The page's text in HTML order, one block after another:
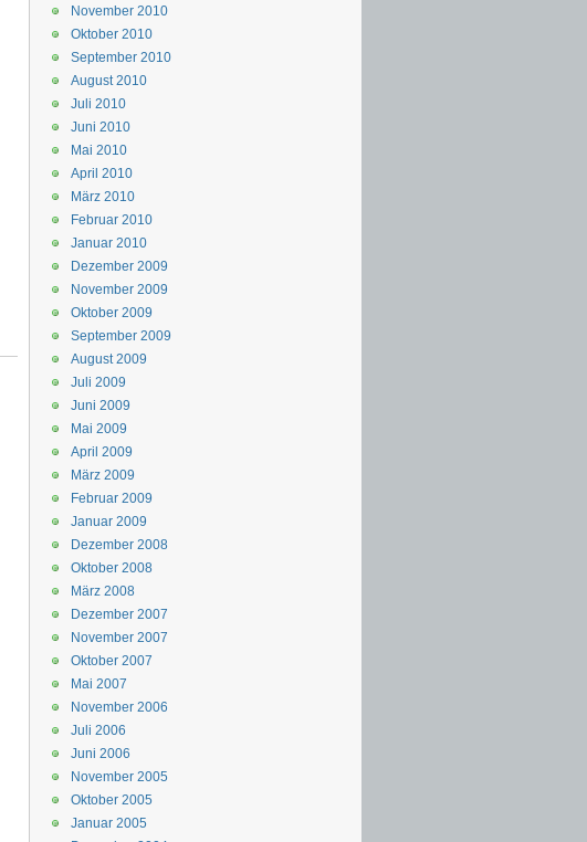
November 2010
Oktober 2010
September 2010
August 2010
Juli 2010
Juni 2010
Mai 2010
April 2010
März 2010
Februar 2010
Januar 2010
Dezember 2009
November 2009
Oktober 2009
September 2009
August 2009
Juli 2009
Juni 2009
Mai 2009
April 2009
März 2009
Februar 2009
Januar 2009
Dezember 2008
Oktober 2008
März 2008
Dezember 2007
November 2007
Oktober 2007
Mai 2007
November 2006
Juli 2006
Juni 2006
November 2005
Oktober 2005
Januar 2005